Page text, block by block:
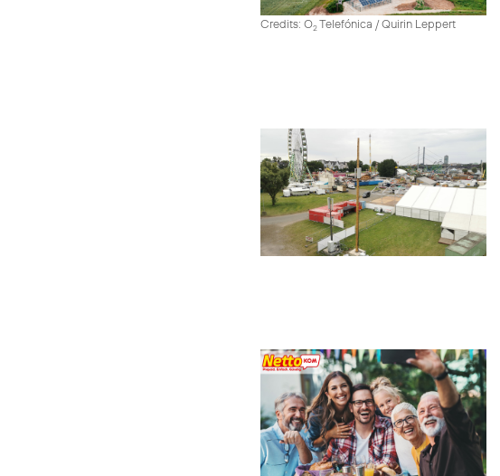
Credits: O2Telefónica / Quirin Leppert